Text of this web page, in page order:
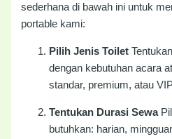
sederhana di bawah ini untuk
portable kami:
Pilih Jenis Toilet
dengan kebutuhan acara
standar, premium, atau
Tentukan Durasi Sewa
butuhkan: harian,